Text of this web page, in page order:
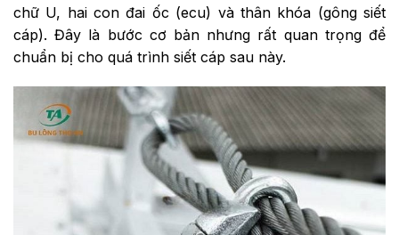
chữ U, hai con đai ốc (ecu) và thân khóa (gông siết
cáp). Đây là bước cơ bản nhưng rất quan trọng để
chuẩn bị cho quá trình siết cáp sau này.